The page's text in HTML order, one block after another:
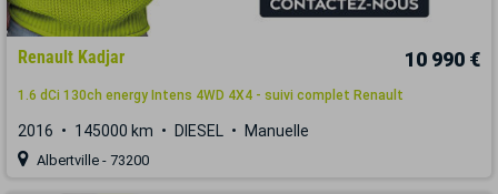
Renault Kadjar 10 990 €
1.6 dCi 130ch energy Intens 4WD 4X4 - suivi complet Renault
2016 145000 km DIESEL Manuelle
Albertville - 73200